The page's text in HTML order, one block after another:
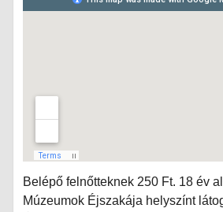
Belépő felnőtteknek 250 Ft. 18 év
Múzeumok Éjszakája helyszínt